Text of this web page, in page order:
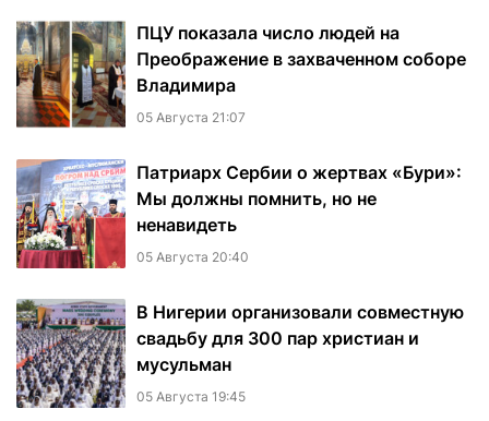
ПЦУ показала число людей на
Преображение в захваченном соборе
Владимира
05 Августа 21:07
Патриарх Сербии о жертвах «Бури»:
Мы должны помнить, но не
ненавидеть
05 Августа 20:40
В Нигерии организовали совместную
свадьбу для 300 пар христиан и
мусульман
05 Августа 19:45